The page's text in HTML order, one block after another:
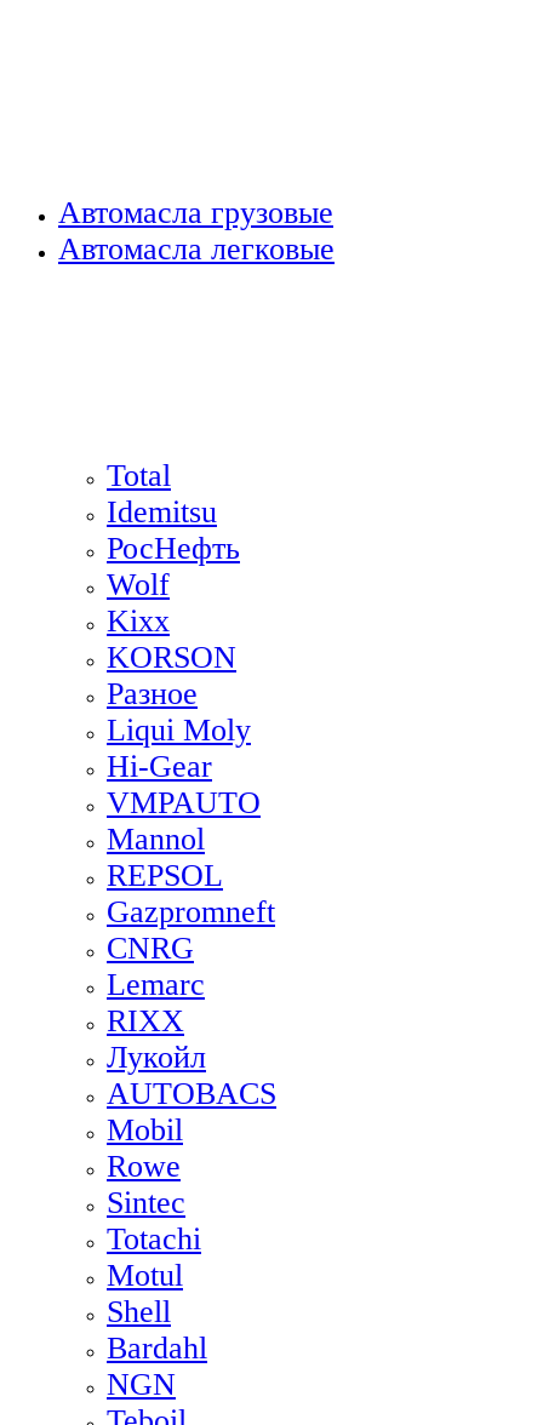
Автомасла грузовые
Автомасла легковые
Total
Idemitsu
РосНефть
Wolf
Kixx
KORSON
Разное
Liqui Moly
Hi-Gear
VMPAUTO
Mannol
REPSOL
Gazpromneft
CNRG
Lemarc
RIXX
Лукойл
AUTOBACS
Mobil
Rowe
Sintec
Totachi
Motul
Shell
Bardahl
NGN